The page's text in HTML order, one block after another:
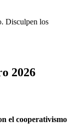
Disculpen los
2026
el cooperativismo